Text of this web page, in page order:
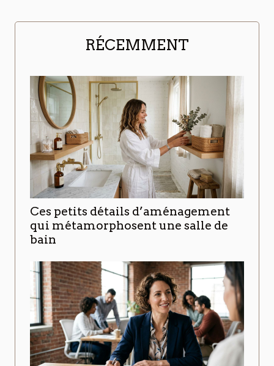
RÉCEMMENT
Ces petits détails d’aménagement
qui métamorphosent une salle de
bain